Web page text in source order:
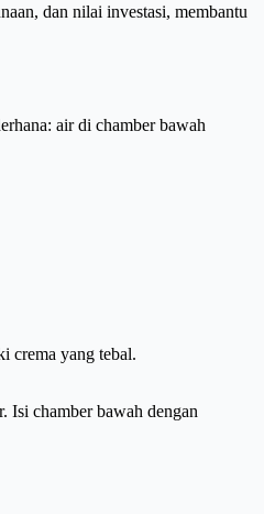
dan nilai investasi, membantu
air di chamber bawah
crema yang tebal.
Isi chamber bawah dengan